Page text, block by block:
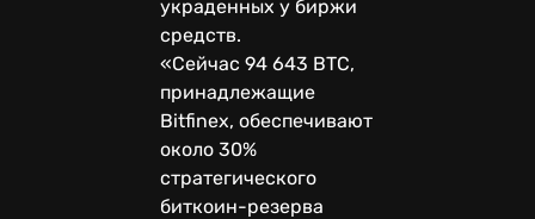
украденных у биржи
средств.
«Сейчас 94 643 BTC,
принадлежащие
Bitfinex, обеспечивают
около 30%
стратегического
биткоин-резерва